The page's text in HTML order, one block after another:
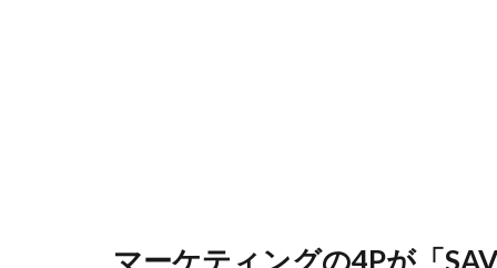
マーケティングの4Pが「